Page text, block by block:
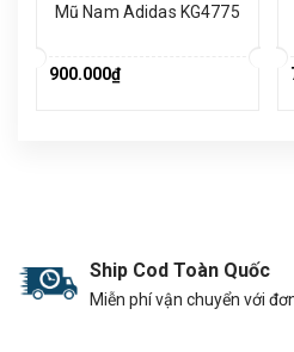
Mũ Nam Adidas KG4775
900.000₫
Ship Cod Toàn Quốc
Miễn phí vận chuyển với